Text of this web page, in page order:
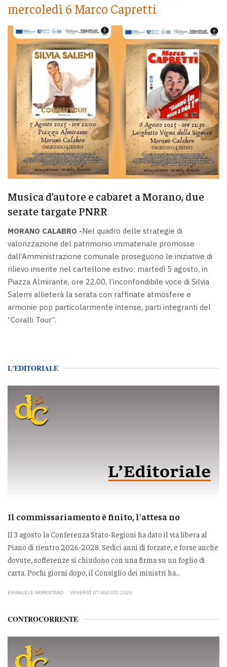
mercoledì 6 Marco Capretti
Musica d’autore e cabaret a Morano, due
serate targate PNRR
MORANO CALABRO -Nel quadro delle strategie di
valorizzazione del patrimonio immateriale promosse
dall’Amministrazione comunale proseguono le iniziative di
rilievo inserite nel cartellone estivo: martedì 5 agosto, in
Piazza Almirante, ore 22.00, l’inconfondibile voce di Silvia
Salemi allieterà la serata con raffinate atmosfere e
armonie pop particolarmente intense, parti integranti del
“Coralli Tour”.
L'EDITORIALE
Il commissariamento è finito, l'attesa no
Il 3 agosto la Conferenza Stato-Regioni ha dato il via libera al
Piano di rientro 2026-2028. Sedici anni di forzate, e forse anche
dovute, sofferenze si chiudono con una firma su un foglio di
carta. Pochi giorni dopo, il Consiglio dei ministri ha...
EMANUELE ARMENTANO VENERDÌ 07 AGOSTO 2026
CONTROCORRENTE